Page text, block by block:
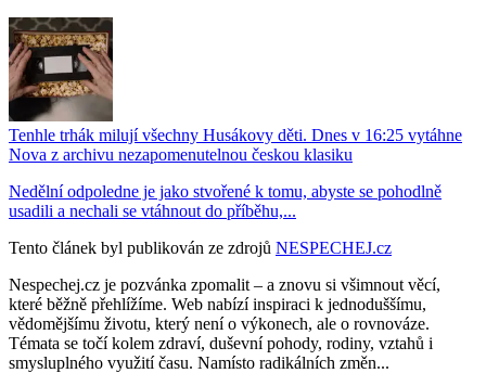
Tenhle trhák milují všechny Husákovy děti. Dnes v 16:25 vytáhne
Nova z archivu nezapomenutelnou českou klasiku
Nedělní odpoledne je jako stvořené k tomu, abyste se pohodlně
usadili a nechali se vtáhnout do příběhu,...
Tento článek byl publikován ze zdrojů NESPECHEJ.cz
Nespechej.cz je pozvánka zpomalit – a znovu si všimnout věcí,
které běžně přehlížíme. Web nabízí inspiraci k jednoduššímu,
vědomějšímu životu, který není o výkonech, ale o rovnováze.
Témata se točí kolem zdraví, duševní pohody, rodiny, vztahů i
smysluplného využití času. Namísto radikálních změn...